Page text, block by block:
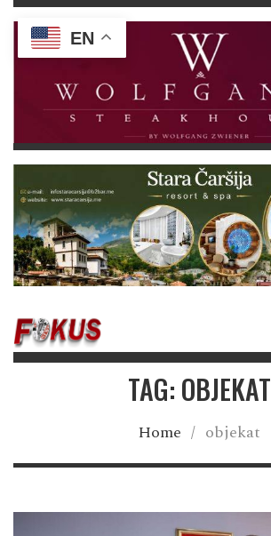
TAG: OBJEKAT
Home / objekat
EN